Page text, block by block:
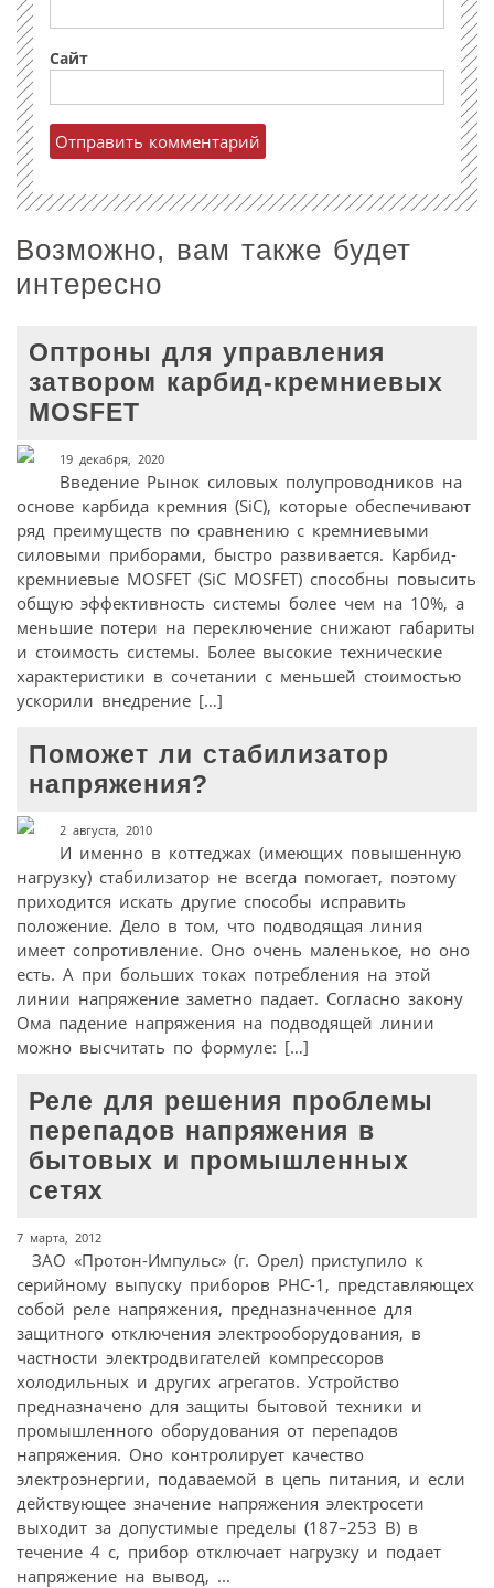
Сайт
Возможно, вам также будет
интересно
Оптроны для управления
затвором карбид-кремниевых
MOSFET
19 декабря, 2020
Введение Рынок силовых полупроводников на
основе карбида кремния (SiC), которые обеспечивают
ряд преимуществ по сравнению с кремниевыми
силовыми приборами, быстро развивается. Карбид-
кремниевые MOSFET (SiC MOSFET) способны повысить
общую эффективность системы более чем на 10%, а
меньшие потери на переключение снижают габариты
и стоимость системы. Более высокие технические
характеристики в сочетании с меньшей стоимостью
ускорили внедрение […]
Поможет ли стабилизатор
напряжения?
2 августа, 2010
И именно в коттеджах (имеющих повышенную
нагрузку) стабилизатор не всегда помогает, поэтому
приходится искать другие способы исправить
положение. Дело в том, что подводящая линия
имеет сопротивление. Оно очень маленькое, но оно
есть. А при больших токах потребления на этой
линии напряжение заметно падает. Согласно закону
Ома падение напряжения на подводящей линии
можно высчитать по формуле: […]
Реле для решения проблемы
перепадов напряжения в
бытовых и промышленных
сетях
7 марта, 2012
ЗАО «Протон-Импульс» (г. Орел) приступило к
серийному выпуску приборов РНС-1, представляющех
собой реле напряжения, предназначенное для
защитного отключения электрооборудования, в
частности электродвигателей компрессоров
холодильных и других агрегатов. Устройство
предназначено для защиты бытовой техники и
промышленного оборудования от перепадов
напряжения. Оно контролирует качество
электроэнергии, подаваемой в цепь питания, и если
действующее значение напряжения электросети
выходит за допустимые пределы (187–253 В) в
течение 4 с, прибор отключает нагрузку и подает
напряжение на вывод, ...